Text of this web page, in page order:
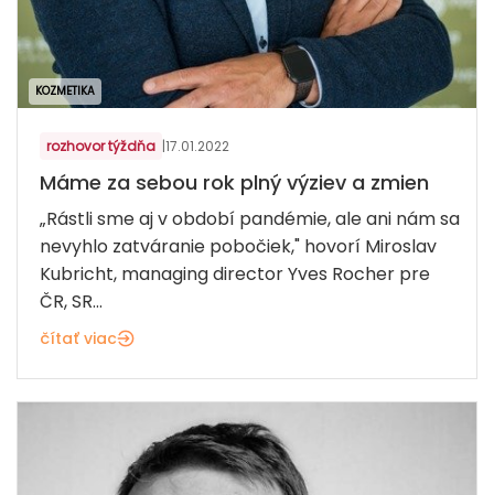
KOZMETIKA
rozhovor týždňa |17.01.2022
Máme za sebou rok plný výziev a zmien
„Rástli sme aj v období pandémie, ale ani nám sa
nevyhlo zatváranie pobočiek," hovorí Miroslav
Kubricht, managing director Yves Rocher pre
ČR, SR...
čítať viac